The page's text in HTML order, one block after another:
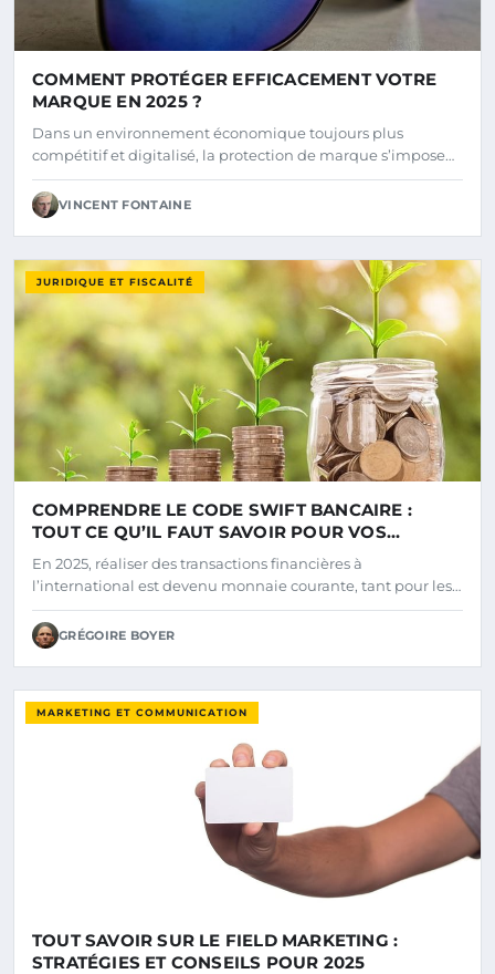
COMMENT PROTÉGER EFFICACEMENT VOTRE
MARQUE EN 2025 ?
Dans un environnement économique toujours plus
compétitif et digitalisé, la protection de marque s’impose…
VINCENT FONTAINE
JURIDIQUE ET FISCALITÉ
COMPRENDRE LE CODE SWIFT BANCAIRE :
TOUT CE QU’IL FAUT SAVOIR POUR VOS
VIREMENTS EN 2025
En 2025, réaliser des transactions financières à
l’international est devenu monnaie courante, tant pour les…
GRÉGOIRE BOYER
MARKETING ET COMMUNICATION
TOUT SAVOIR SUR LE FIELD MARKETING :
STRATÉGIES ET CONSEILS POUR 2025